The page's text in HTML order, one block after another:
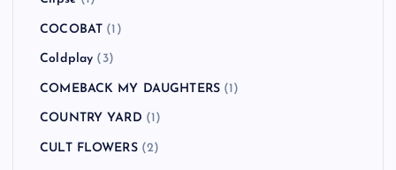
COCOBAT (1)
Coldplay (3)
COMEBACK MY DAUGHTERS (1)
COUNTRY YARD (1)
CULT FLOWERS(2)